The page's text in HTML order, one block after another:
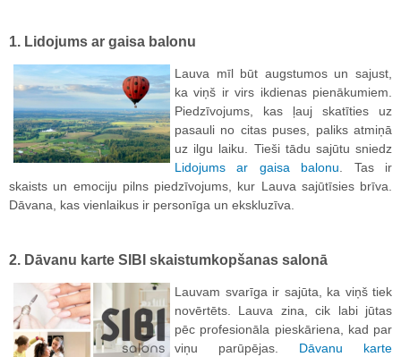
1. Lidojums ar gaisa balonu
Lauva mīl būt augstumos un sajust,
ka viņš ir virs ikdienas pienākumiem.
Piedzīvojums, kas ļauj skatīties uz
pasauli no citas puses, paliks atmiņā
uz ilgu laiku. Tieši tādu sajūtu sniedz
Lidojums ar gaisa balonu. Tas ir
skaists un emociju pilns piedzīvojums, kur Lauva sajūtīsies brīva.
Dāvana, kas vienlaikus ir personīga un ekskluzīva.
2. Dāvanu karte SIBI skaistumkopšanas salonā
Lauvam svarīga ir sajūta, ka viņš tiek
novērtēts. Lauva zina, cik labi jūtas
pēc profesionāla pieskāriena, kad par
viņu parūpējas. Dāvanu karte